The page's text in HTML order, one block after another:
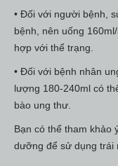
• Đối với người bệnh,
bệnh, nên uống
hợp với thể trạng.
• Đối với bệnh nhân
lượng 180-240ml có
bào ung thư.
Bạn có thể tham khảo
dưỡng để sử dụng trái